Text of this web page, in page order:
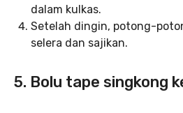
dalam kulkas.
Setelah dingin, potong-
selera dan sajikan.
5. Bolu tape singkong